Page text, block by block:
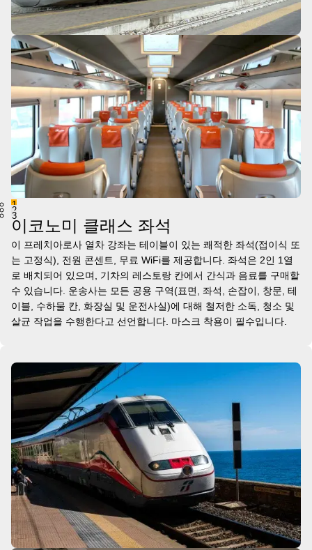
1
2
3
이코노미 클래스 좌석
이 프레치아로사 열차 강좌는 테이블이 있는 쾌적한 좌석(접이식 또
는 고정식), 전원 콘센트, 무료 WiFi를 제공합니다. 좌석은 2인 1열
로 배치되어 있으며, 기차의 레스토랑 칸에서 간식과 음료를 구매할
수 있습니다. 운송사는 모든 공용 구역(표면, 좌석, 손잡이, 창문, 테
이블, 수하물 칸, 화장실 및 운전사실)에 대해 철저한 소독, 청소 및
살균 작업을 수행한다고 선언합니다. 마스크 착용이 필수입니다.